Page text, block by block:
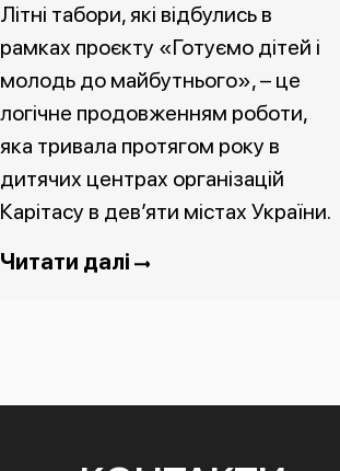
Літні табори, які відбулись в
рамках проєкту «Готуємо дітей і
молодь до майбутнього», – це
логічне продовженням роботи,
яка тривала протягом року в
дитячих центрах організацій
Карітасу в дев’яти містах України.
Читати далі